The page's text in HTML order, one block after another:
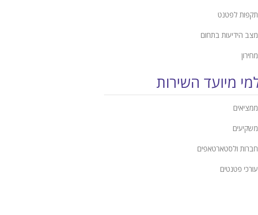
תקפות לפטנט
מצב הידיעות בתחום
מחירון
מיועד השירות
ממציאים
משקיעים
חברות ולסטארטאפים
עורכי פטנטים